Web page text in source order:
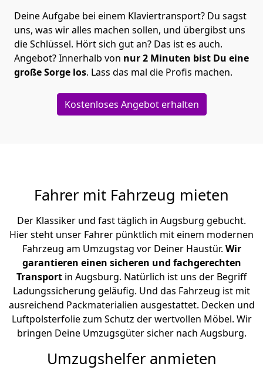
Deine Aufgabe bei einem Klaviertransport? Du sagst
uns, was wir alles machen sollen, und übergibst uns
die Schlüssel. Hört sich gut an? Das ist es auch.
Angebot? Innerhalb von nur 2 Minuten bist Du eine
große Sorge los. Lass das mal die Profis machen.
Kostenloses Angebot erhalten
Fahrer mit Fahrzeug mieten
Der Klassiker und fast täglich in Augsburg gebucht.
Hier steht unser Fahrer pünktlich mit einem modernen
Fahrzeug am Umzugstag vor Deiner Haustür. Wir
garantieren einen sicheren und fachgerechten
Transport in Augsburg. Natürlich ist uns der Begriff
Ladungssicherung geläufig. Und das Fahrzeug ist mit
ausreichend Packmaterialien ausgestattet. Decken und
Luftpolsterfolie zum Schutz der wertvollen Möbel. Wir
bringen Deine Umzugsgüter sicher nach Augsburg.
Umzugshelfer anmieten